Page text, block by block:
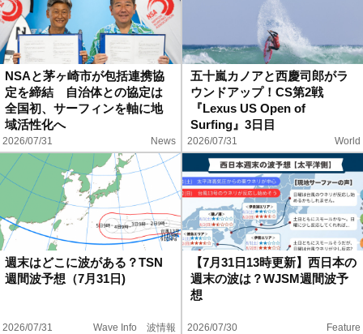
NSAと茅ヶ崎市が包括連携協
定を締結 自治体との協定は
全国初、サーフィンを軸に地
域活性化へ
2026/07/31 News
五十嵐カノアと西慶司郎がラ
ウンドアップ！CS第2戦
『Lexus US Open of
Surfing』3日目
2026/07/31 World
週末はどこに波がある？TSN
週間波予想（7月31日)
2026/07/31 Wave Info 波情報
【7月31日13時更新】西日本の
週末の波は？WJSM週間波予
想
2026/07/30 Feature